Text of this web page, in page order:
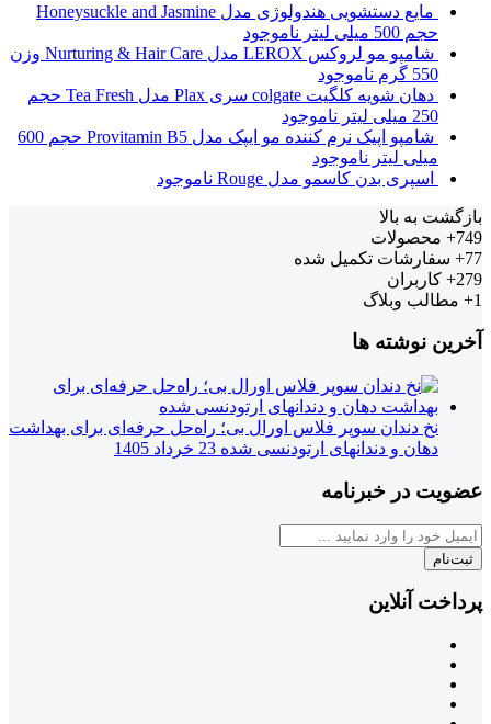
مایع دستشویی هندولوژی مدل Honeysuckle and Jasmine
حجم 500 میلی لیتر
ناموجود
شامپو مو لروکس LEROX مدل Nurturing & Hair Care وزن
550 گرم
ناموجود
دهان شویه کلگیت colgate سری Plax مدل Tea Fresh حجم
250 میلی لیتر
ناموجود
شامپو اپیک نرم کننده مو ایپک مدل Provitamin B5 حجم 600
میلی لیتر ناموجود
اسپری بدن کاسمو مدل Rouge
ناموجود
بازگشت به بالا
749+
محصولات
77+
سفارشات تکمیل شده
279+
کاربران
1+
مطالب وبلاگ
آخرین نوشته ها
نخ دندان سوپر فلاس اورال بی؛ راه‌حل حرفه‌ای برای بهداشت
دهان و دندانهای ارتودنسی شده 23 خرداد 1405
عضویت در خبرنامه
ثبت‌نام
پرداخت آنلاین